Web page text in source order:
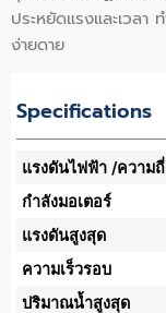
ประหยัดแรงและเวลา
ง่ายดาย
Specifications
แรงดันไฟฟ้า /ความถี่
กำลังมอเตอร์
แรงดันสูงสุด
ความเร็วรอบ
ปริมาณน้ำสูงสุด